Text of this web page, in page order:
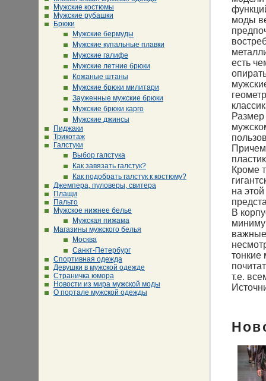
Мужские костюмы
Мужские рубашки
Брюки
Мужские бермуды
Мужские купальные плавки
Мужские галифе
Мужские летние брюки
Кожаные штаны
Мужские брюки милитари
Зауженные мужские брюки
Мужские брюки карго
Мужские джинсы
Пиджаки
Трикотаж
Галстуки
Выбор галстука
Как завязать галстук?
Как подобрать галстук к костюму?
Джемпера, пуловеры, свитера
Плащи
Пальто
Мужское нижнее белье
Мужская пижама
Магазины мужского белья
Москва
Санкт-Петербург
Спортивная одежда
Девушки в мужской одежде
Страничка юмора
Новости из мира мужской моды
О портале мужской одежды
моды
есть
Кроме
на
В
тонкие
т.е.